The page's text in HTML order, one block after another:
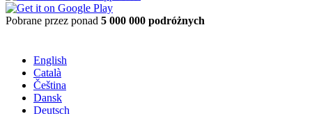
Pobrane przez ponad 5 000 000 podróżnych
English
Català
Čeština
Dansk
Deutsch